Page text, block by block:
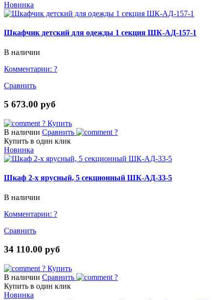
Новинка
Шкафчик детский для одежды 1 секция ШК-АД-157-1
В наличии
Комментарии: ?
Сравнить
5 673.00 руб
? Купить
В наличии Сравнить
?
Купить в один клик
Новинка
Шкаф 2-х ярусный, 5 секционный ШК-АД-33-5
В наличии
Комментарии: ?
Сравнить
34 110.00 руб
? Купить
В наличии Сравнить
?
Купить в один клик
Новинка